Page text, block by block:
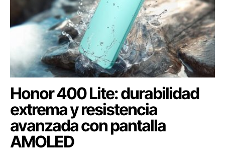
Honor 400 Lite: durabilidad
extrema y resistencia
avanzada con pantalla
AMOLED